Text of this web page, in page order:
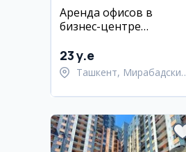
Аренда офисов в
бизнес-центре
23 y.e
Ташкент, Мирабадский